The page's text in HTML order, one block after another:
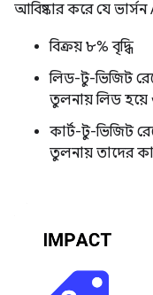
আবিষ্কার করে যে
বিক্রয় ৮% বৃদ্ধি
লিড-টু-ভিজিট
তুলনায় লিড হয়ে
কার্ট-টু-ভিজিট
তুলনায় তাদের